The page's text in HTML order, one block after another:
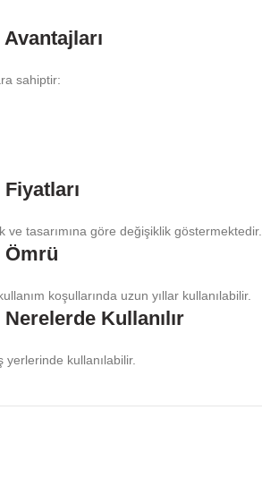
sahiptir:
tasarımına göre değişiklik göstermektedir.
Ömrü
koşullarında uzun yıllar kullanılabilir.
Kullanılır
kullanılabilir.